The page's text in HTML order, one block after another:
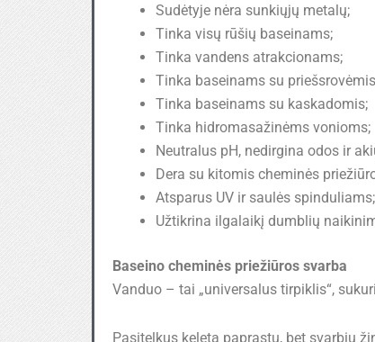
Sudėtyje nėra sunkiųjų metalų;
Tinka visų rūšių baseinams;
Tinka vandens atrakcionams;
Tinka baseinams su
Tinka baseinams su kaskadomis;
Tinka hidromasažinėms vonioms;
Neutralus pH, nedirgina odos ir
Dera su kitomis cheminės
Atsparus UV ir saulės spinduliams;
Užtikrina ilgalaikį dumblių
Baseino cheminės priežiūros svarba
Vanduo – tai „universalus tirpiklis“,
Pasitelkus keletą paprastų, bet svarbių